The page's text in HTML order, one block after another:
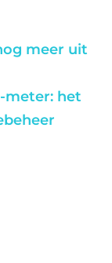
meer uit
meter: het